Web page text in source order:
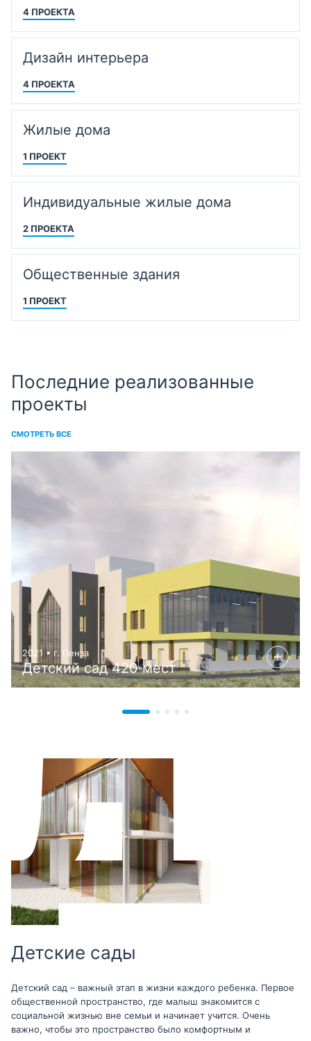
4 ПРОЕКТА
Дизайн интерьера
4 ПРОЕКТА
Жилые дома
1 ПРОЕКТ
Индивидуальные жилые дома
2 ПРОЕКТА
Общественные здания
1 ПРОЕКТ
Последние реализованные
проекты
СМОТРЕТЬ ВСЕ
2021 • г. Пенза
Детский сад 420 мест
Детские сады
Детский сад – важный этап в жизни каждого ребенка. Первое
общественной пространство, где малыш знакомится с
социальной жизнью вне семьи и начинает учится. Очень
важно, чтобы это пространство было комфортным и